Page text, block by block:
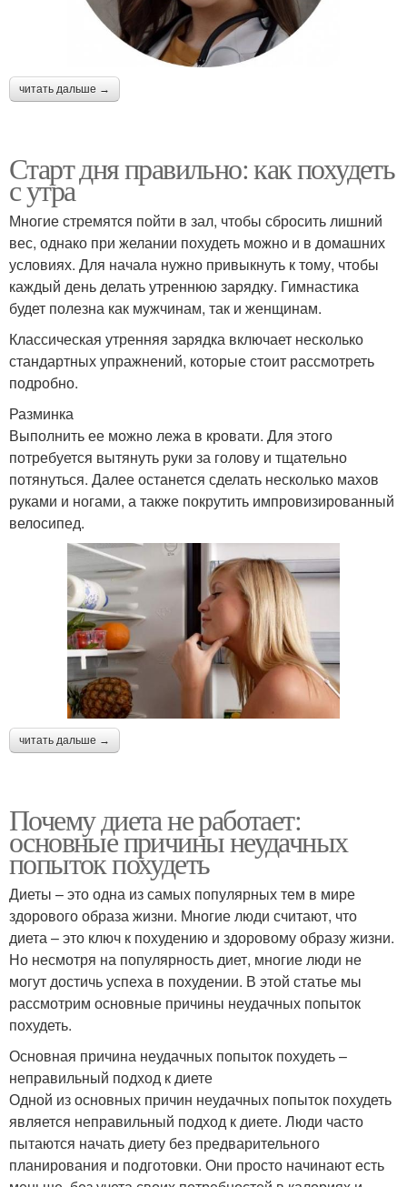
читать дальше →
Старт дня правильно: как похудеть
с утра
Многие стремятся пойти в зал, чтобы сбросить лишний
вес, однако при желании похудеть можно и в домашних
условиях. Для начала нужно привыкнуть к тому, чтобы
каждый день делать утреннюю зарядку. Гимнастика
будет полезна как мужчинам, так и женщинам.
Классическая утренняя зарядка включает несколько
стандартных упражнений, которые стоит рассмотреть
подробно.
Разминка
Выполнить ее можно лежа в кровати. Для этого
потребуется вытянуть руки за голову и тщательно
потянуться. Далее останется сделать несколько махов
руками и ногами, а также покрутить импровизированный
велосипед.
читать дальше →
Почему диета не работает:
основные причины неудачных
попыток похудеть
Диеты – это одна из самых популярных тем в мире
здорового образа жизни. Многие люди считают, что
диета – это ключ к похудению и здоровому образу жизни.
Но несмотря на популярность диет, многие люди не
могут достичь успеха в похудении. В этой статье мы
рассмотрим основные причины неудачных попыток
похудеть.
Основная причина неудачных попыток похудеть –
неправильный подход к диете
Одной из основных причин неудачных попыток похудеть
является неправильный подход к диете. Люди часто
пытаются начать диету без предварительного
планирования и подготовки. Они просто начинают есть